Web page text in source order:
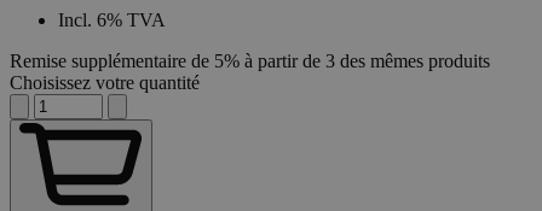
Incl. 6% TVA
Remise supplémentaire de 5% à partir de 3 des mêmes produits
Choisissez votre quantité